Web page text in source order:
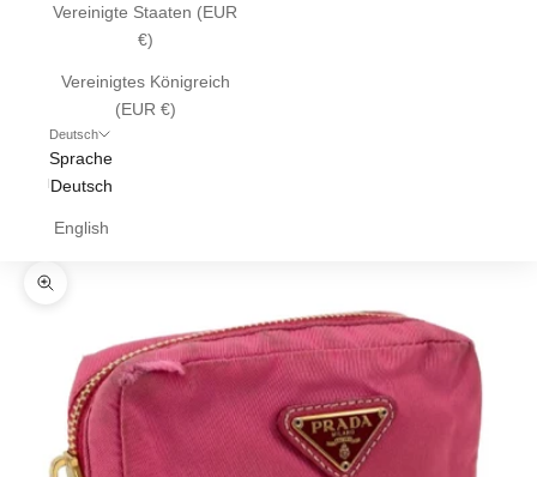
Vereinigte Staaten (EUR
€)
Vereinigtes Königreich
(EUR €)
Deutsch
Sprache
Deutsch
English
Bild vergrößern